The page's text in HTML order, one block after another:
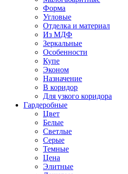
Форма
Угловые
Отделка и материал
Из МДФ
Зеркальные
Особенности
Купе
Эконом
Назначение
В коридор
Для узкого коридора
Гардеробные
Цвет
Белые
Светлые
Серые
Темные
Цена
Элитные